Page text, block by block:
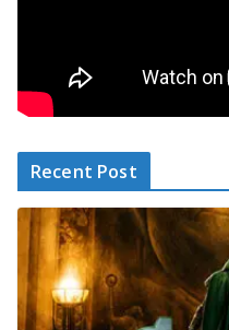
Recent Post